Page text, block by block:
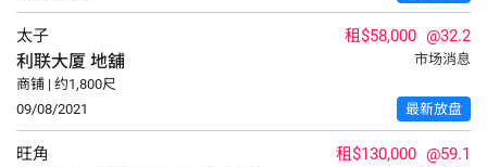
太子 租$58,000 @32.2
利联大厦 地舖
市场消息
商铺 | 约1,800尺
09/08/2021
最新放盘
旺角 租$130,000 @59.1